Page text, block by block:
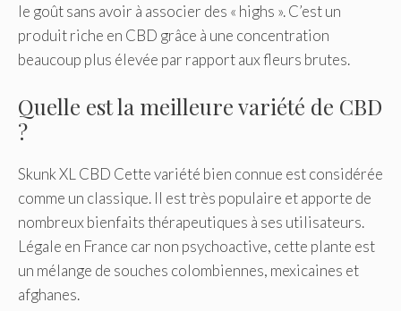
le goût sans avoir à associer des « highs ». C’est un
produit riche en CBD grâce à une concentration
beaucoup plus élevée par rapport aux fleurs brutes.
Quelle est la meilleure variété de CBD
?
Skunk XL CBD Cette variété bien connue est considérée
comme un classique. Il est très populaire et apporte de
nombreux bienfaits thérapeutiques à ses utilisateurs.
Légale en France car non psychoactive, cette plante est
un mélange de souches colombiennes, mexicaines et
afghanes.